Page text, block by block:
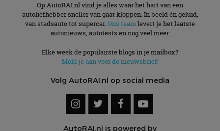
Op AutoRAI.nl vind je alles waar het hart van een
autoliefhebber sneller van gaat kloppen. In beeld én geluid,
van stadsauto tot supercar. Ons teamlevert je het laatste
autonieuws, autotests en nog veel meer.
Elke week de populairste blogs in je mailbox?
Meld je aan voor de nieuwsbrief!
Volg AutoRAI.nl op social media
AutoRAI.nl is powered by